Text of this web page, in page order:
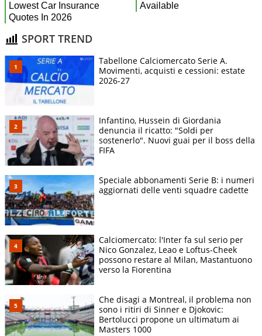
SPORT TREND
Tabellone Calciomercato Serie A.
Movimenti, acquisti e cessioni: estate
2026-27
Infantino, Hussein di Giordania
denuncia il ricatto: "Soldi per
sostenerlo". Nuovi guai per il boss della
FIFA
Speciale abbonamenti Serie B: i numeri
aggiornati delle venti squadre cadette
Calciomercato: l'Inter fa sul serio per
Nico Gonzalez, Leao e Loftus-Cheek
possono restare al Milan, Mastantuono
verso la Fiorentina
Che disagi a Montreal, il problema non
sono i ritiri di Sinner e Djokovic:
Bertolucci propone un ultimatum ai
Masters 1000